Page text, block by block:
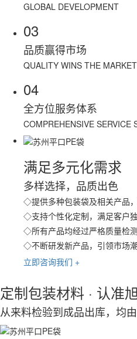
GLOBAL DEVELOPMENT
03
品质赢得市场
QUALITY WINS THE MARKET
04
全方位服务体系
COMPREHENSIVE SERVICE
满足多元化需求
多样选择，品质出色
◇提供多种包装袋及相关产品，
◇支持个性化定制，满足客户独
◇所有产品均经过严格质量检测
◇不断研发新产品，引领市场潮
立即咨询我们 +
定制包装材料 · 认准
从来料检验到成品出库，均